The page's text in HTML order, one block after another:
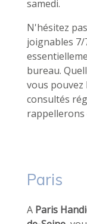
samedi.
N'hésitez
joignables
bureau.
vous pouvez
consultés
rappellerons
Paris
A Paris